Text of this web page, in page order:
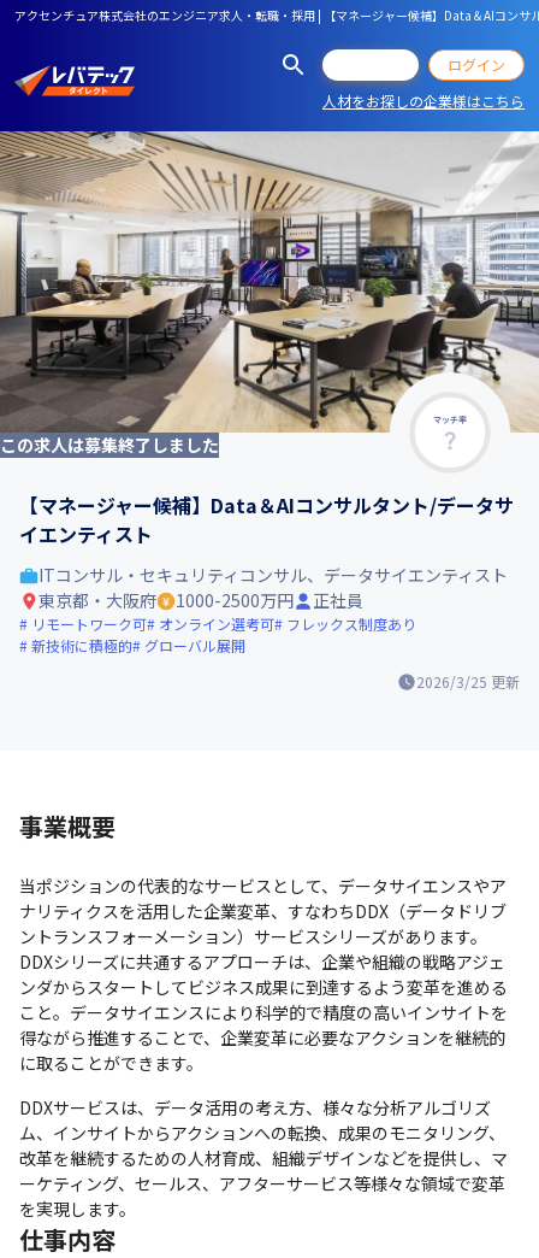
アクセンチュア株式会社のエンジニア求人・転職・採用 | 【マネージャー候補】Data＆AIコンサ
ログイン
人材をお探しの企業様はこちら
マッチ率
この求人は募集終了しました
【マネージャー候補】Data＆AIコンサルタント/データサ
イエンティスト
2026/3/25 更新
ITコンサル・セキュリティコンサル、データサイエンティスト
東京都・大阪府
1000-2500万円 正社員
リモートワーク可 オンライン選考可
フレックス制度あり
新技術に積極的
グローバル展開
事業概要
当ポジションの代表的なサービスとして、データサイエンスやア
ナリティクスを活用した企業変革、すなわちDDX（データドリブ
ントランスフォーメーション）サービスシリーズがあります。
DDXシリーズに共通するアプローチは、企業や組織の戦略アジェ
ンダからスタートしてビジネス成果に到達するよう変革を進める
こと。データサイエンスにより科学的で精度の高いインサイトを
得ながら推進することで、企業変革に必要なアクションを継続的
に取ることができます。
DDXサービスは、データ活用の考え方、様々な分析アルゴリズ
ム、インサイトからアクションへの転換、成果のモニタリング、
改革を継続するための人材育成、組織デザインなどを提供し、マ
ーケティング、セールス、アフターサービス等様々な領域で変革
を実現します。
仕事内容